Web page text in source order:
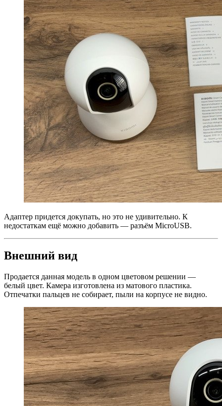
Адаптер придется докупать, но это не удивительно. К
недостаткам ещё можно добавить — разъём MicroUSB.
Внешний вид
Продается данная модель в одном цветовом решении —
белый цвет. Камера изготовлена из матового пластика.
Отпечатки пальцев не собирает, пыли на корпусе не видно.